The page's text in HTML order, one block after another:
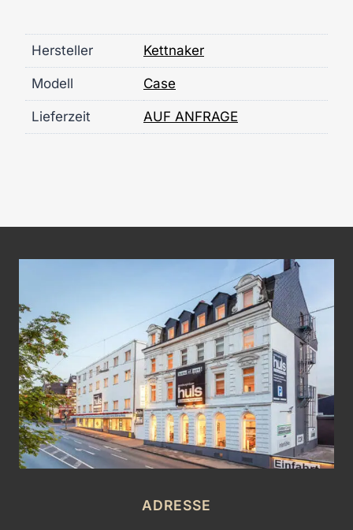
Hersteller Kettnaker
Modell Case
Lieferzeit AUF ANFRAGE
ADRESSE